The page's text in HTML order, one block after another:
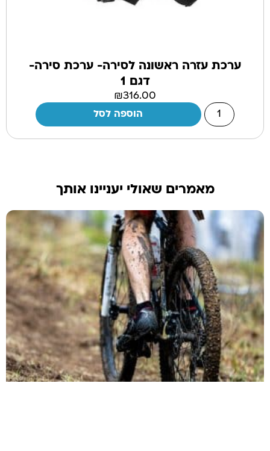
ערכת עזרה ראשונה לסירה- ערכת סירה-
דגם 1
₪316.00
הוספה לסל
מאמרים שאולי יעניינו אותך